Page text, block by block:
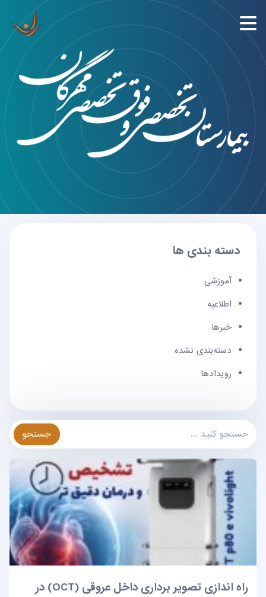
دسته بندی ها
آموزشی
اطلاعیه
خبرها
دسته‌بندی نشده
رویدادها
جستجو
راه اندازی تصویر برداری داخل عروقی (OCT) در